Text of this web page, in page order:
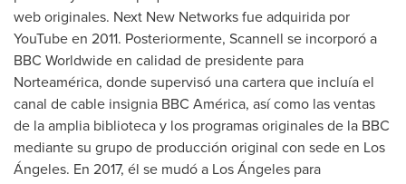
web originales. Next New Networks fue adquirida por
YouTube en 2011. Posteriormente, Scannell se incorporó a
BBC Worldwide en calidad de presidente para
Norteamérica, donde supervisó una cartera que incluía el
canal de cable insignia BBC América, así como las ventas
de la amplia biblioteca y los programas originales de la BBC
mediante su grupo de producción original con sede en Los
Ángeles. En 2017, él se mudó a Los Ángeles para